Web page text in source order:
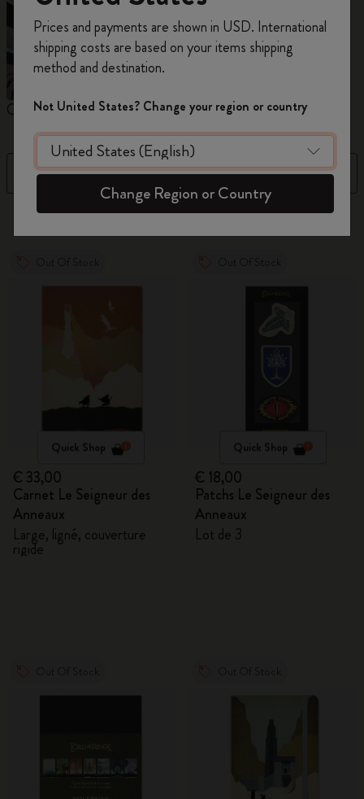
Carnets Agendas
Filtre Trier par
884 Produits
Quick Shop
€ 33,00
Carnet Le Seigneur des
Anneaux
Large, ligné, couverture
rigide
Quick Shop
€ 18,00
Patchs Le Seigneur des
Anneaux
Lot de 3
de remise ainsi que de frais de port gratuits
sur votre première commandeen utilisant le
codeWELCOME10.
Créez un compte Moleskine pour accéder à des
offres exclusives, des avantages réservés aux
membres et davantage d’inspiration.
Créer un compte!
Prices and payments are shown in USD. International
shipping costs are based on your items shipping
method and destination.
Not United States? Change your region or country
Change Region or Country